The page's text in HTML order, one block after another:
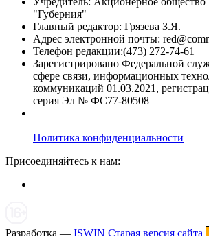
"Губерния"
Главный редактор: Грязева З.Я.
Адрес электронной почты:
Телефон редакции:(473) 272-74-61
Зарегистрировано Федеральной
сфере связи, информационных
коммуникаций 01.03.2021,
серия Эл № ФС77-80508
Политика конфиденциальности
Присоединяйтесь к нам:
Разработка — ISWIN Старая версия сайта